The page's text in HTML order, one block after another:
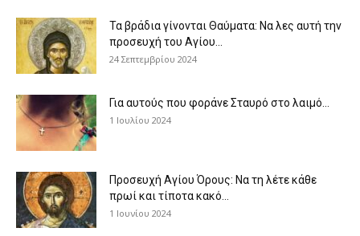
Τα βράδια γίνονται Θαύματα: Να λες αυτή την
προσευχή του Αγίου...
24 Σεπτεμβρίου 2024
Για αυτούς που φοράνε Σταυρό στο λαιμό…
1 Ιουλίου 2024
Προσευχή Αγίου Όρους: Να τη λέτε κάθε
πρωί και τίποτα κακό...
1 Ιουνίου 2024